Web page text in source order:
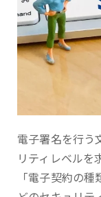
電子署名を行う
リティレベルを
「電子契約の